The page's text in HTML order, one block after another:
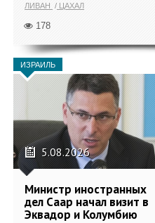
ЛИВАН ЦАХАЛ
178
ИЗРАИЛЬ
5.08.2026
Министр иностранных
дел Саар начал визит в
Эквадор и Колумбию